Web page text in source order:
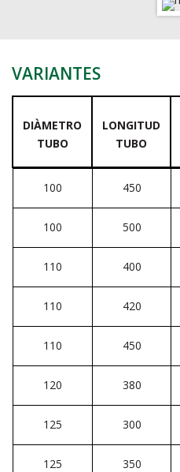
VARIANTES
DIÀMETRO
TUBO
LONGITUD
TUBO
100 450
100 500
110 400
110 420
110 450
120 380
125 300
125 350